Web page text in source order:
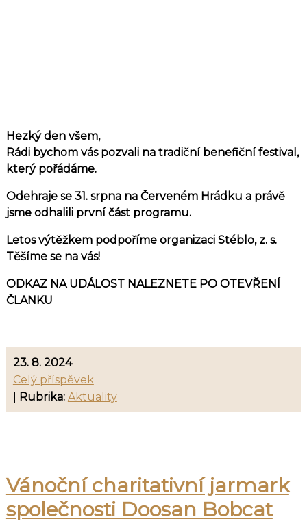
Hezký den všem,
Rádi bychom vás pozvali na tradiční benefiční festival,
který pořádáme.
Odehraje se 31. srpna na Červeném Hrádku a právě
jsme odhalili první část programu.
Letos výtěžkem podpoříme organizaci Stéblo, z. s.
Těšíme se na vás!
ODKAZ NA UDÁLOST NALEZNETE PO OTEVŘENÍ
ČLANKU
23. 8. 2024
Celý příspěvek
Rubrika: Aktuality
Vánoční charitativní jarmark
společnosti Doosan Bobcat